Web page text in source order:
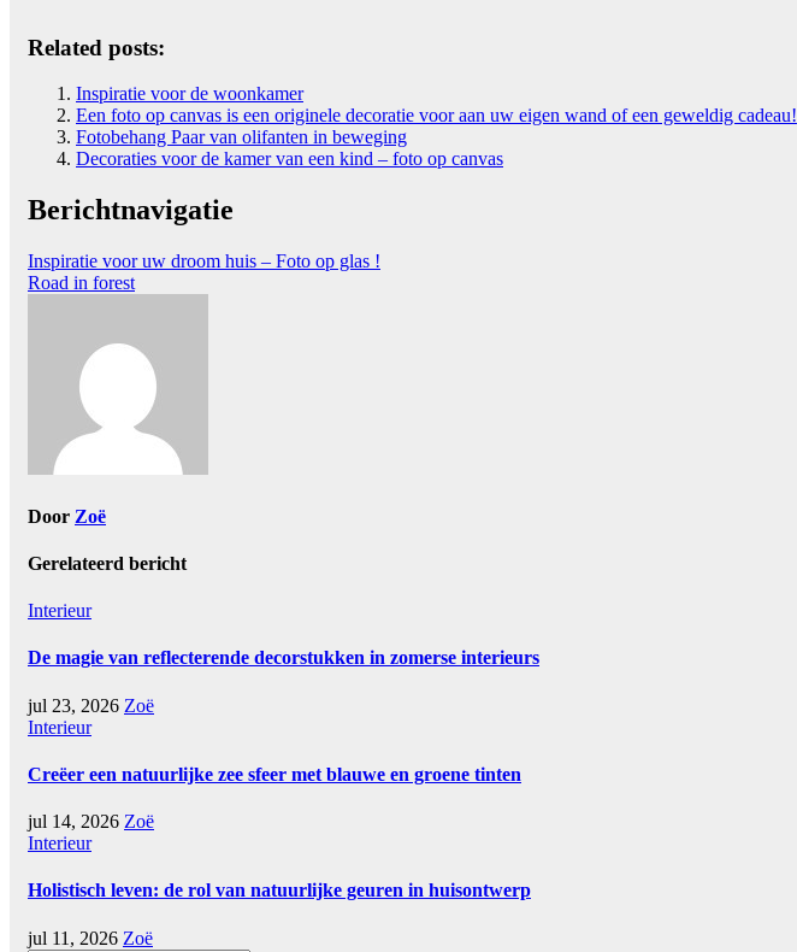
Related posts:
Inspiratie voor de woonkamer
Een foto op canvas is een originele decoratie voor aan uw eigen wand of een geweldig cadeau!
Fotobehang Paar van olifanten in beweging
Decoraties voor de kamer van een kind – foto op canvas
Berichtnavigatie
Inspiratie voor uw droom huis – Foto op glas !
Road in forest
Door Zoë
Gerelateerd bericht
Interieur
De magie van reflecterende decorstukken in zomerse interieurs
jul 23, 2026 Zoë
Interieur
Creëer een natuurlijke zee sfeer met blauwe en groene tinten
jul 14, 2026 Zoë
Interieur
Holistisch leven: de rol van natuurlijke geuren in huisontwerp
jul 11, 2026 Zoë